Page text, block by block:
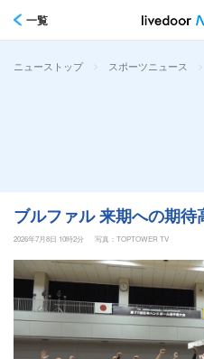
一覧
ニューストップ > スポーツニュース >
ブルファル 来期への期待
2026年7月8日 10時2分
写真：TOPTOWER TV